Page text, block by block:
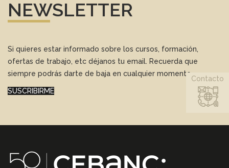
NEWSLETTER
Si quieres estar informado sobre los cursos, formación,
ofertas de trabajo, etc déjanos tu email. Recuerda que
siempre podrás darte de baja en cualquier momento.
SUSCRIBIRME
Contacto